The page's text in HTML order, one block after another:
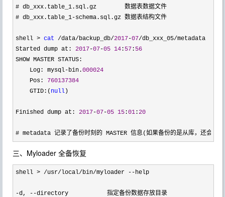
# db_xxx.table_1.sql.gz        数据表数据文件
# db_xxx.table_1-schema.sql.gz 数据表结构文件
shell > cat /data/backup_db/2017-07/db_xxx_05/metadata
Started dump at: 2017-07-05 14 : 57 : 56
SHOW MASTER STATUS:
    Log: mysql
-bin.000024
    Pos:
760137384
    GTID:(
null )
Finished dump at: 2017-07-05 15 :01 :20
# metadata 记录了备份时刻的 MASTER 信息(如果备份的是从库，还会记
三、Myloader 全备恢复
shell > /usr/local/bin/myloader --help
-d, --